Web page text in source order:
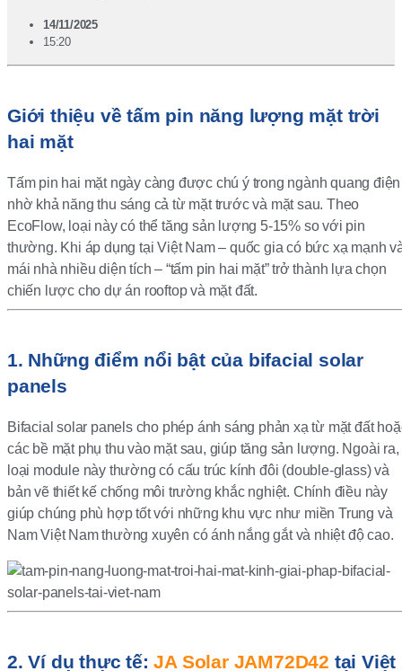
14/11/2025
15:20
Giới thiệu về tấm pin năng lượng mặt trời
hai mặt
Tấm pin hai mặt ngày càng được chú ý trong ngành quang điện
nhờ khả năng thu sáng cả từ mặt trước và mặt sau. Theo
EcoFlow, loại này có thể tăng sản lượng 5-15% so với pin
thường. Khi áp dụng tại Việt Nam – quốc gia có bức xạ mạnh
mái nhà nhiều diện tích – “tấm pin hai mặt” trở thành lựa chọn
chiến lược cho dự án rooftop và mặt đất.
1. Những điểm nổi bật của bifacial solar
panels
Bifacial solar panels cho phép ánh sáng phản xạ từ mặt đất
các bề mặt phụ thu vào mặt sau, giúp tăng sản lượng. Ngoài ra,
loại module này thường có cấu trúc kính đôi (double-glass) và
bản vẽ thiết kế chống môi trường khắc nghiệt. Chính điều này
giúp chúng phù hợp tốt với những khu vực như miền Trung và
Nam Việt Nam thường xuyên có ánh nắng gắt và nhiệt độ cao.
2. Ví dụ thực tế:JA Solar JAM72D42 tại Việt